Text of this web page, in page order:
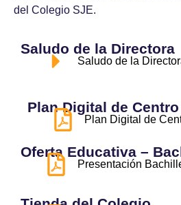
del Colegio SJE.
Saludo de la Directora
Saludo de la
Plan Digital de Centro
Plan Digital de
Oferta Educativa –
Presentación